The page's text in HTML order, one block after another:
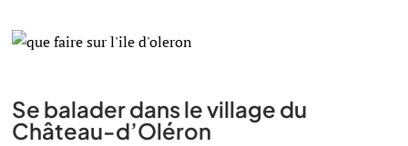
Se balader dans le village du
Château-d’Oléron